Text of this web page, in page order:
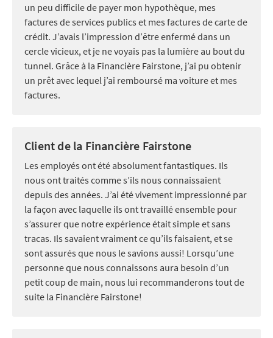
un peu difficile de payer mon hypothèque, mes
factures de services publics et mes factures de carte de
crédit. J’avais l’impression d’être enfermé dans un
cercle vicieux, et je ne voyais pas la lumière au bout du
tunnel. Grâce à la Financière Fairstone, j’ai pu obtenir
un prêt avec lequel j’ai remboursé ma voiture et mes
factures.
Client de la Financière Fairstone
Les employés ont été absolument fantastiques. Ils
nous ont traités comme s’ils nous connaissaient
depuis des années. J’ai été vivement impressionné par
la façon avec laquelle ils ont travaillé ensemble pour
s’assurer que notre expérience était simple et sans
tracas. Ils savaient vraiment ce qu’ils faisaient, et se
sont assurés que nous le savions aussi! Lorsqu’une
personne que nous connaissons aura besoin d’un
petit coup de main, nous lui recommanderons tout de
suite la Financière Fairstone!